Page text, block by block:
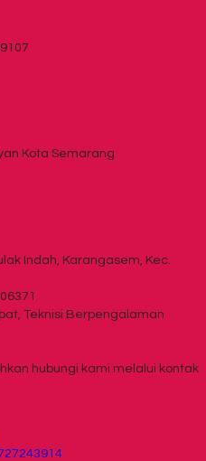
Kota Semarang
Indah, Karangasem, Kec.
Teknisi Berpengalaman
hubungi kami melalui kontak